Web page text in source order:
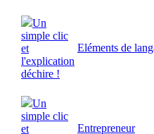
Un
simple clic
et
l'explication
déchire !
Eléments de
Un
simple clic
et
Entrepreneur